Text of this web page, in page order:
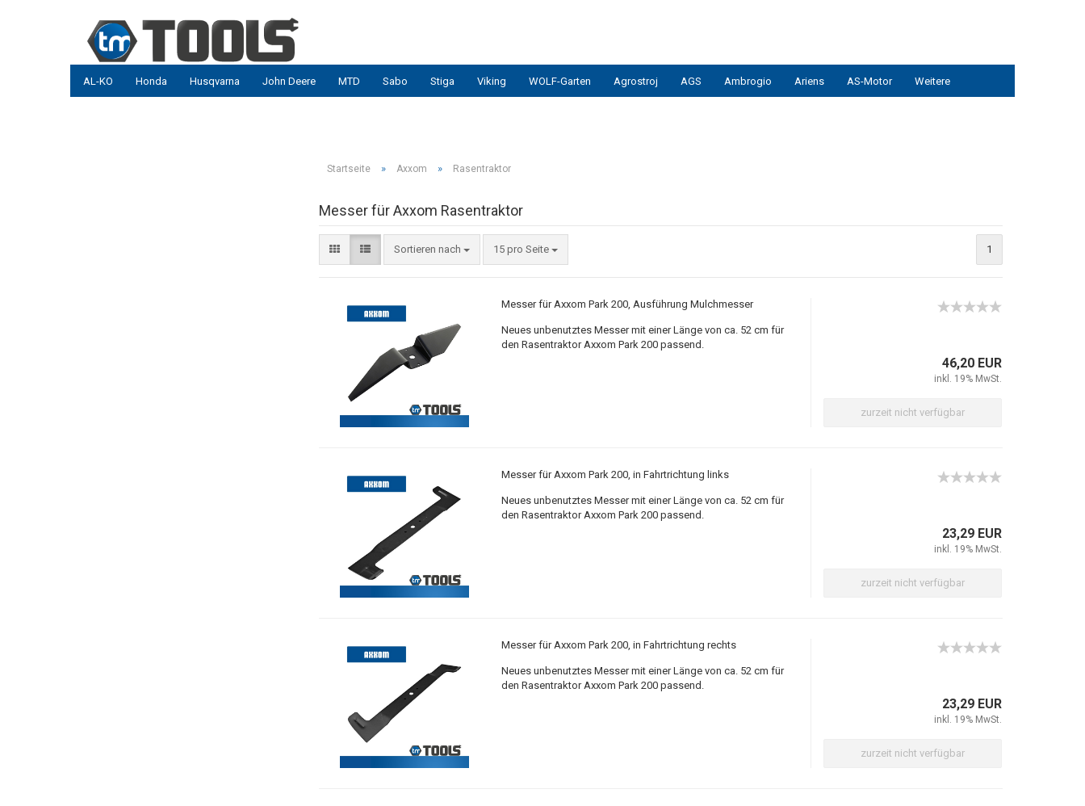
AL-KO Honda Husqvarna John Deere MTD Sabo Stiga Viking WOLF-Garten Agrostroj AGS Ambrogio Ariens AS-Motor Weitere
Startseite » Axxom » Rasentraktor
Messer für Axxom Rasentraktor
Sortieren nach 15 pro Seite 1
Messer für Axxom Park 200, Ausführung Mulchmesser
Neues unbenutztes Messer mit einer Länge von ca. 52 cm für
den Rasentraktor Axxom Park 200 passend.
46,20 EUR
inkl. 19% MwSt.
zurzeit nicht verfügbar
Messer für Axxom Park 200, in Fahrtrichtung links
Neues unbenutztes Messer mit einer Länge von ca. 52 cm für
den Rasentraktor Axxom Park 200 passend.
23,29 EUR
inkl. 19% MwSt.
zurzeit nicht verfügbar
Messer für Axxom Park 200, in Fahrtrichtung rechts
Neues unbenutztes Messer mit einer Länge von ca. 52 cm für
den Rasentraktor Axxom Park 200 passend.
23,29 EUR
inkl. 19% MwSt.
zurzeit nicht verfügbar